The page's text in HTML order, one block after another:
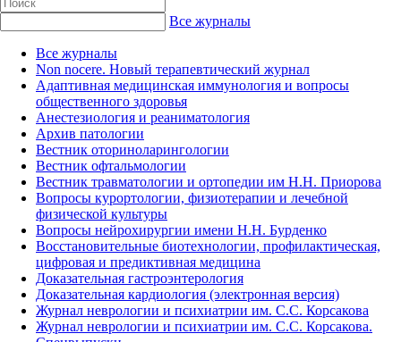
Все журналы
Все журналы
Non nocere. Новый терапевтический журнал
Адаптивная медицинская иммунология и вопросы
общественного здоровья
Анестезиология и реаниматология
Архив патологии
Вестник оториноларингологии
Вестник офтальмологии
Вестник травматологии и ортопедии им Н.Н. Приорова
Вопросы курортологии, физиотерапии и лечебной
физической культуры
Вопросы нейрохирургии имени Н.Н. Бурденко
Восстановительные биотехнологии, профилактическая,
цифровая и предиктивная медицина
Доказательная гастроэнтерология
Доказательная кардиология (электронная версия)
Журнал неврологии и психиатрии им. С.С. Корсакова
Журнал неврологии и психиатрии им. С.С. Корсакова.